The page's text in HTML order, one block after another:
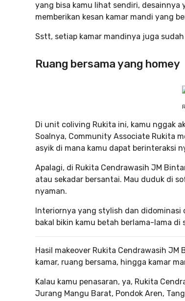
yang bisa kamu lihat sendiri,
memberikan kesan kamar mandi yang
Sstt, setiap kamar mandinya juga
Ruang bersama yang homey
Di unit coliving Rukita ini, kamu nggak
Soalnya, Community Associate Rukita
asyik di mana kamu dapat berinteraksi
Apalagi, di Rukita Cendrawasih JM
atau sekadar bersantai. Mau duduk di
nyaman.
Interiornya yang stylish dan
bakal bikin kamu betah berlama-lama di
Hasil makeover Rukita Cendrawasih
kamar, ruang bersama, hingga kamar
Kalau kamu penasaran, ya, Rukita
Jurang Mangu Barat, Pondok Aren,